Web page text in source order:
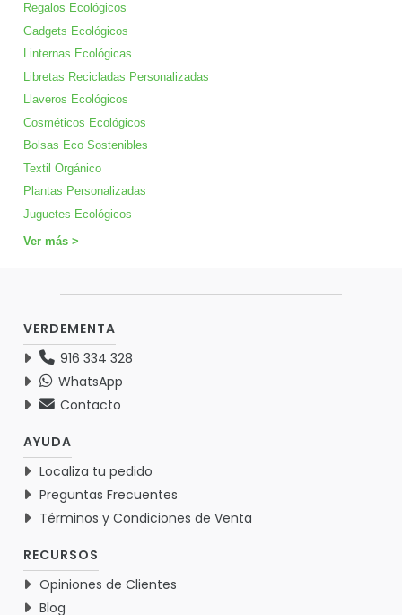
Regalos Ecológicos
Gadgets Ecológicos
Linternas Ecológicas
Libretas Recicladas Personalizadas
Llaveros Ecológicos
Cosméticos Ecológicos
Bolsas Eco Sostenibles
Textil Orgánico
Plantas Personalizadas
Juguetes Ecológicos
Ver más >
VERDEMENTA
916 334 328
WhatsApp
Contacto
AYUDA
Localiza tu pedido
Preguntas Frecuentes
Términos y Condiciones de Venta
RECURSOS
Opiniones de Clientes
Blog